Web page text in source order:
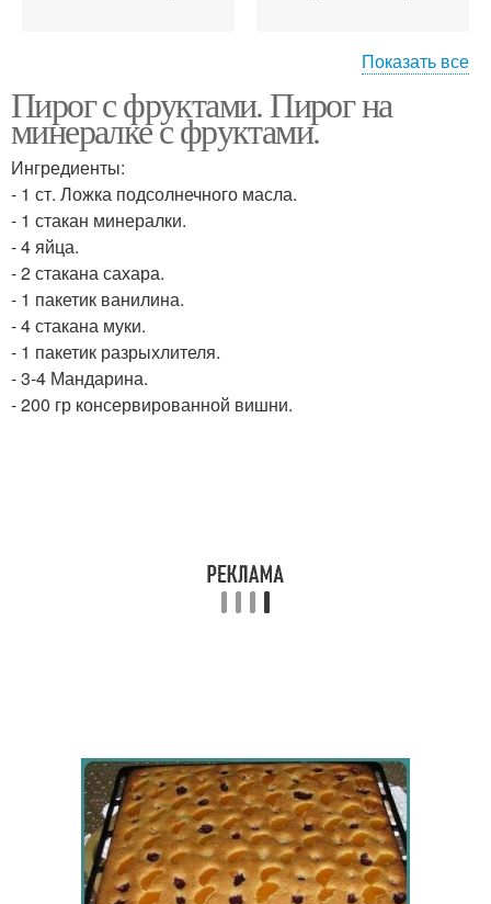
Пирог на кефире Пирог с клубникой
Пирог из песочного
Показать все
Пирог с фруктами. Пирог на
минералке с фруктами.
Ингредиенты:
- 1 ст. Ложка подсолнечного масла.
- 1 стакан минералки.
- 4 яйца.
- 2 стакана сахара.
- 1 пакетик ванилина.
- 4 стакана муки.
- 1 пакетик разрыхлителя.
- 3-4 Мандарина.
- 200 гр консервированной вишни.